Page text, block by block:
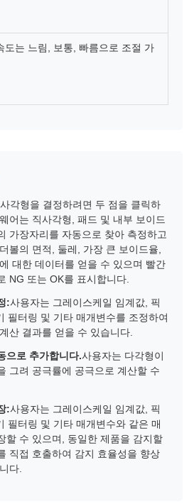
도는 느림, 보통, 빠름으로 조절 가
각형을 결정하려면 두 점을 클릭하
어는 직사각형, 패드 및 내부 보이드
가장자리를 자동으로 찾아 측정하고
볼의 면적, 둘레, 가장 큰 보이드율,
대한 데이터를 얻을 수 있으며 빨간
NG 또는 OK를 표시합니다.
:사용자는 그레이스케일 임계값, 픽
필터링 및 기타 매개변수를 조정하여
산 결과를 얻을 수 있습니다.
으로 추가합니다.사용자는 다각형이
그려 공극률에 공극으로 계산할 수
:사용자는 그레이스케일 임계값, 픽
필터링 및 기타 매개변수와 같은 매
할 수 있으며, 동일한 제품을 감지할
직접 호출하여 감지 효율성을 향상
다.